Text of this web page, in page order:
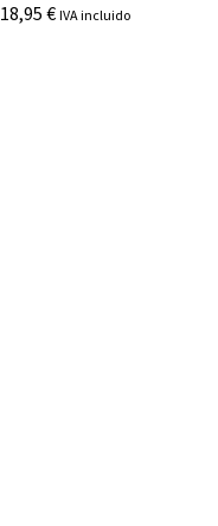
18,95 € IVA incluido